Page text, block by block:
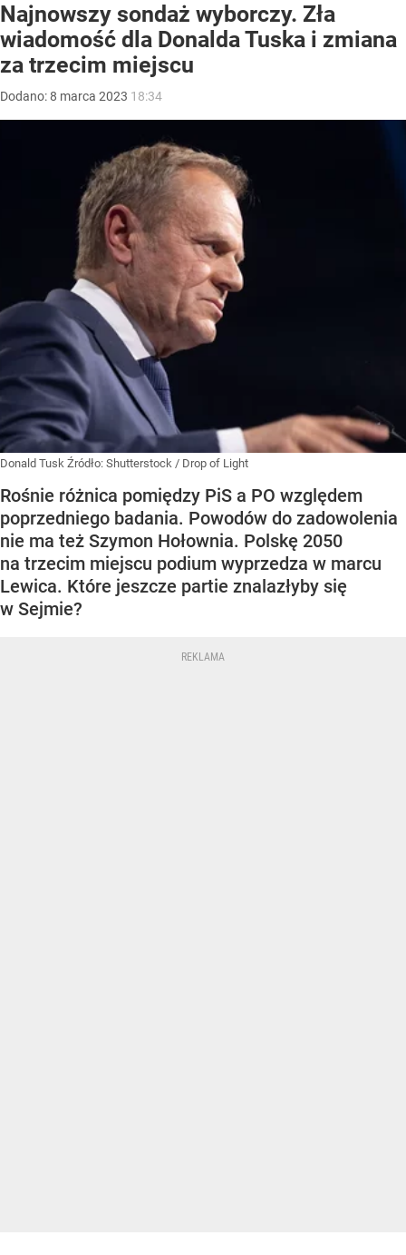
Najnowszy sondaż wyborczy. Zła
wiadomość dla Donalda Tuska i zmiana
za trzecim miejscu
Dodano:8 marca 2023 18:34
Donald Tusk Źródło: Shutterstock / Drop of Light
Rośnie różnica pomiędzy PiS a PO względem
poprzedniego badania. Powodów do zadowolenia
nie ma też Szymon Hołownia. Polskę 2050
na trzecim miejscu podium wyprzedza w marcu
Lewica. Które jeszcze partie znalazłyby się
w Sejmie?